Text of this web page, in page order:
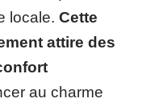
locale. Cette
attire des
au charme